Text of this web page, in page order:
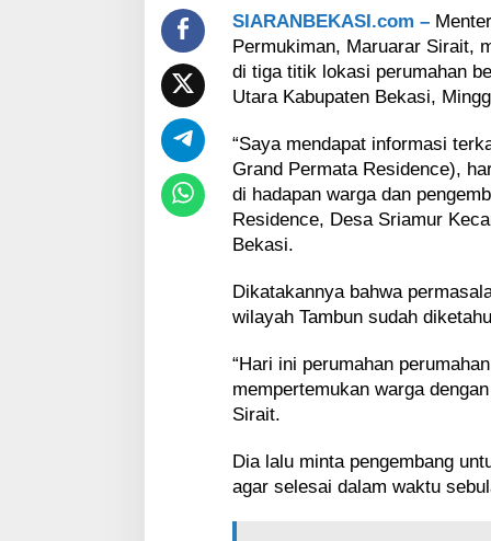
s
u
b
s
i
i
d
i
k
s
i
SIARANBEKASI.com –
Permukiman, Maruarar Sirait,
di tiga titik lokasi perumahan
Utara Kabupaten Bekasi,
“Saya mendapat informasi
Grand Permata Residence),
di hadapan warga dan
Residence, Desa Sriamur
Bekasi.
Dikatakannya bahwa
wilayah Tambun sudah
“Hari ini perumahan
mempertemukan warga
Sirait.
Dia lalu minta pengembang
agar selesai dalam waktu